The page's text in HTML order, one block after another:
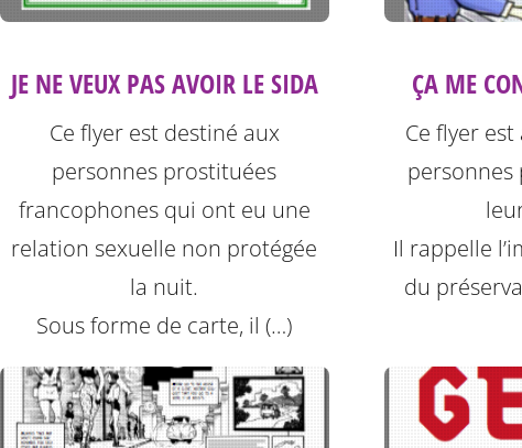
JE NE VEUX PAS AVOIR LE SIDA
Ce flyer est destiné aux
personnes prostituées
francophones qui ont eu une
relation sexuelle non protégée
la nuit.
Sous forme de carte, il (…)
ÇA ME
Ce flyer
personnes
Il rappelle
du